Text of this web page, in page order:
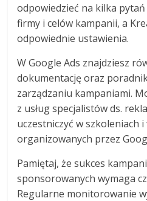
odpowiedzieć na kilka
firmy i celów kampanii, a
odpowiednie ustawienia.
W Google Ads znajdziesz
dokumentację oraz
zarządzaniu kampaniami.
z usług specjalistów ds.
uczestniczyć w szkoleniach
organizowanych przez
Pamiętaj, że sukces
sponsorowanych wymaga
Regularne monitorowanie